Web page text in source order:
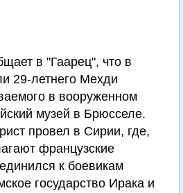
в "Гаарец", что в
29-летнего Мехди
в вооруженном
музей в Брюсселе.
провел в Сирии, где,
французские
к боевикам
государство Ирака и